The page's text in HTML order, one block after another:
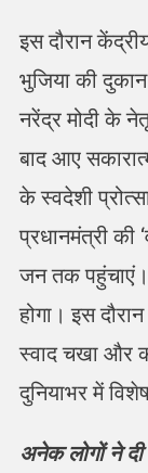
इस दौरान
भुजिया की
नरेंद्र मोदी के
बाद आए
के स्वदेशी
प्रधानमंत्री की
जन तक
होगा। इस
स्वाद चखा और
दुनियाभर में
अनेक लोगों ने दी